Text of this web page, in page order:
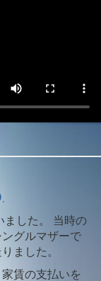
ました。 当時の
グルマザーで
ました。
賃の支払いを